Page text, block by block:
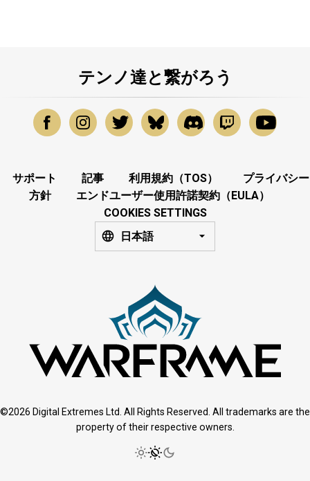
テンノ達と繋がろう
サポート 記事 利用規約（TOS）
プライバシー
方針
エンドユーザー使用許諾契約（EULA）
COOKIES SETTINGS
日本語
©2026 Digital Extremes Ltd. All Rights Reserved. All trademarks are the
property of their respective owners.